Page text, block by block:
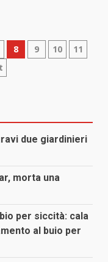
8 9 10
11
due giardinieri
morta una
per siccità: cala
al buio per